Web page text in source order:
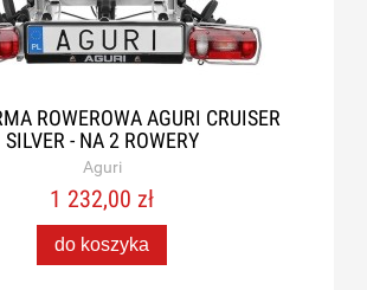
ROWEROWA AGURI CRUISER
SILVER - NA 2 ROWERY
Aguri
1 232,00 zł
do koszyka